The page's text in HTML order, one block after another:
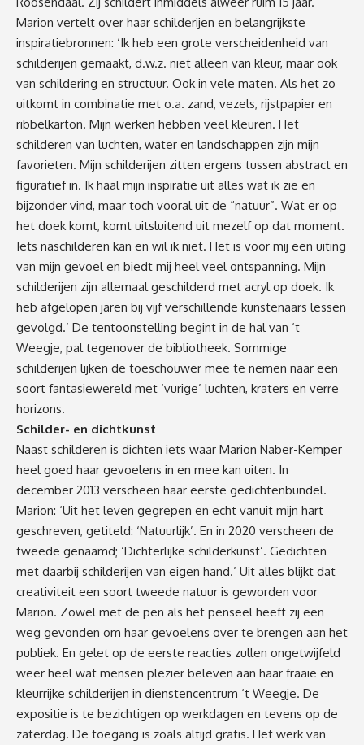
Marion vertelt over haar schilderijen en belangrijkste
inspiratiebronnen: ‘Ik heb een grote verscheidenheid van
schilderijen gemaakt, d.w.z. niet alleen van kleur, maar ook
van schildering en structuur. Ook in vele maten. Als het zo
uitkomt in combinatie met o.a. zand, vezels, rijstpapier en
ribbelkarton. Mijn werken hebben veel kleuren. Het
schilderen van luchten, water en landschappen zijn mijn
favorieten. Mijn schilderijen zitten ergens tussen abstract en
figuratief in. Ik haal mijn inspiratie uit alles wat ik zie en
bijzonder vind, maar toch vooral uit de “natuur”. Wat er op
het doek komt, komt uitsluitend uit mezelf op dat moment.
Iets naschilderen kan en wil ik niet. Het is voor mij een uiting
van mijn gevoel en biedt mij heel veel ontspanning. Mijn
schilderijen zijn allemaal geschilderd met acryl op doek. Ik
heb afgelopen jaren bij vijf verschillende kunstenaars lessen
gevolgd.’ De tentoonstelling begint in de hal van ‘t
Weegje, pal tegenover de bibliotheek. Sommige
schilderijen lijken de toeschouwer mee te nemen naar een
soort fantasiewereld met ‘vurige’ luchten, kraters en verre
horizons.
Schilder- en dichtkunst
Naast schilderen is dichten iets waar Marion Naber-Kemper
heel goed haar gevoelens in en mee kan uiten. In
december 2013 verscheen haar eerste gedichtenbundel.
Marion: ‘Uit het leven gegrepen en echt vanuit mijn hart
geschreven, getiteld: ‘Natuurlijk’. En in 2020 verscheen de
tweede genaamd; ‘Dichterlijke schilderkunst’. Gedichten
met daarbij schilderijen van eigen hand.’ Uit alles blijkt dat
creativiteit een soort tweede natuur is geworden voor
Marion. Zowel met de pen als het penseel heeft zij een
weg gevonden om haar gevoelens over te brengen aan het
publiek. En gelet op de eerste reacties zullen ongetwijfeld
weer heel wat mensen plezier beleven aan haar fraaie en
kleurrijke schilderijen in dienstencentrum ‘t Weegje. De
expositie is te bezichtigen op werkdagen en tevens op de
zaterdag. De toegang is zoals altijd gratis. Het werk van